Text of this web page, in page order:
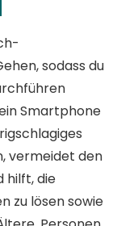
sodass du
Smartphone
vermeidet den
hilft, die
zu lösen sowie